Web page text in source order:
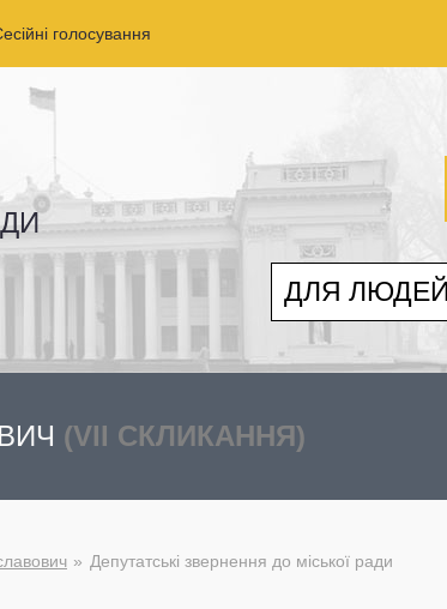
голосування
ДЛЯ
(VII СКЛИКАННЯ)
Депутатські звернення до міської ради